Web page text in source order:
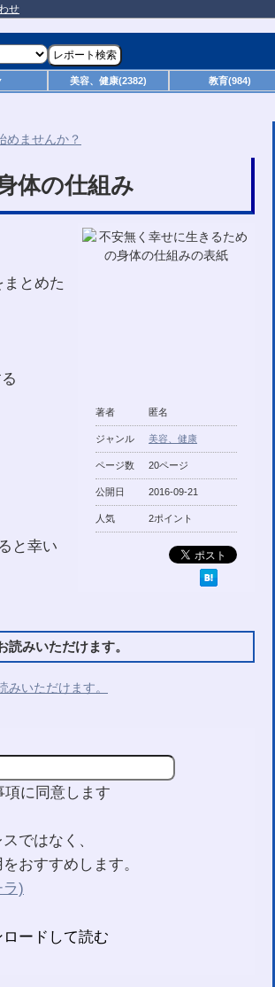
せ
美容、健康(2382) 教育(984)
体の仕組み
著者 匿名
ジャンル 美容、健康
ページ数 20ページ
公開日 2016-09-21
人気 2ポイント
とめた
と幸い
みいただけます。
いただけます。
に同意します
ではなく、
おすすめします。
)